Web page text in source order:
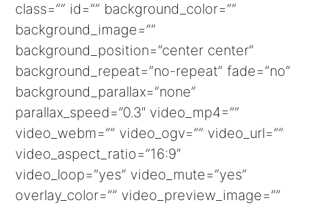
class=”” id=”” background_color=””
background_image=””
background_position=”center center”
background_repeat=”no-repeat” fade=”no”
background_parallax=”none”
parallax_speed=”0.3″ video_mp4=””
video_webm=”” video_ogv=”” video_url=””
video_aspect_ratio=”16:9″
video_loop=”yes” video_mute=”yes”
overlay_color=”” video_preview_image=””